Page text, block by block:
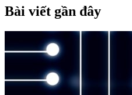
Bài viết gần đây